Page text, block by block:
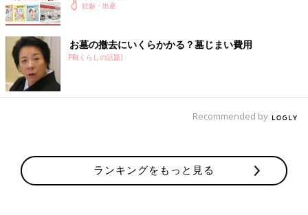
妊娠・出産
お墓の撤去にいくらかかる？墓じまい費用
PR(くらしの話題)
Recommended by
ランキングをもっと見る